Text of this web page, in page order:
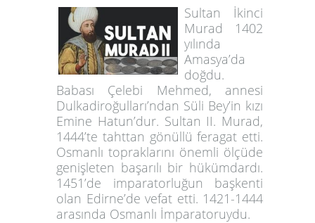
Sultan İkinci
Murad 1402
yılında
Amasya’da
doğdu.
Babası Çelebi Mehmed, annesi
Dulkadiroğulları’ndan Süli Bey’in kızı
Emine Hatun’dur. Sultan II. Murad,
1444’te tahttan gönüllü feragat etti.
Osmanlı topraklarını önemli ölçüde
genişleten başarılı bir hükümdardı.
1451’de imparatorluğun başkenti
olan Edirne’de vefat etti. 1421-1444
arasında Osmanlı İmparatoruydu.